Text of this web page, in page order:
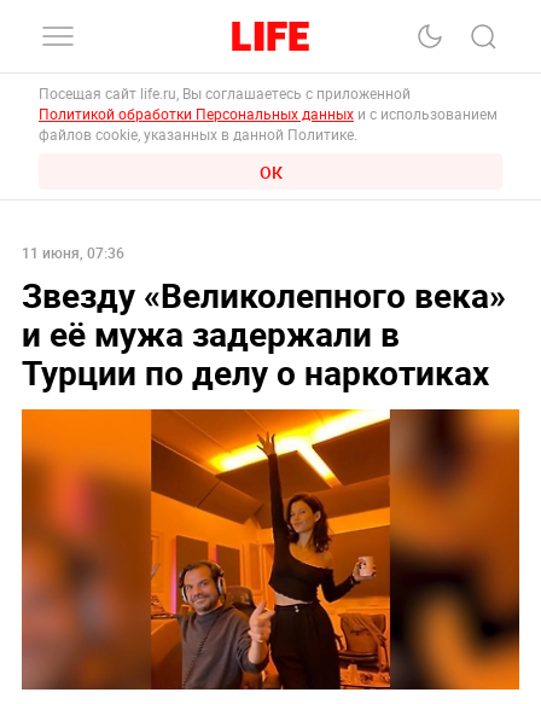
Посещая сайт life.ru, Вы соглашаетесь с приложенной
Политикой обработки Персональных данных и с использованием
файлов cookie, указанных в данной Политике.
ОК
11 июня, 07:36
Звезду «Великолепного века»
и её мужа задержали в
Турции по делу о наркотиках